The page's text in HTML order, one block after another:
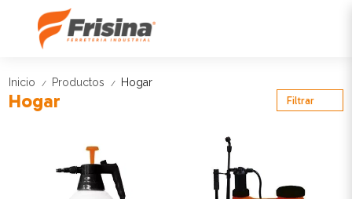
Inicio / Productos / Hogar
Hogar Filtrar